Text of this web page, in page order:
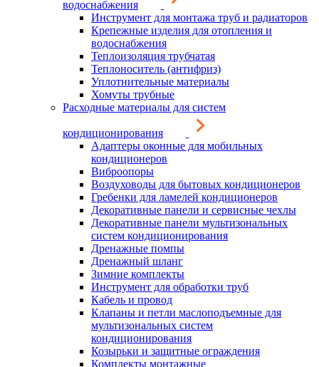
водоснабжения
Инструмент для монтажа труб и радиаторов
Крепежные изделия для отопления и
водоснабжения
Теплоизоляция трубчатая
Теплоноситель (антифриз)
Уплотнительные материалы
Хомуты трубные
Расходные материалы для систем
кондиционирования
Адаптеры оконные для мобильных
кондиционеров
Виброопоры
Воздуховоды для бытовых кондиционеров
Гребенки для ламелей кондиционеров
Декоративные панели и сервисные чехлы
Декоративные панели мультизональных
систем кондиционирования
Дренажные помпы
Дренажный шланг
Зимние комплекты
Инструмент для обработки труб
Кабель и провод
Клапаны и петли маслоподъемные для
мультизональных систем
кондиционирования
Козырьки и защитные ограждения
Комплекты монтажные